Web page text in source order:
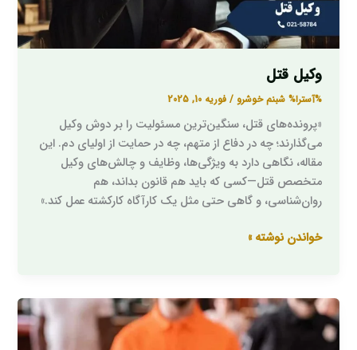
وکیل قتل
%آسترا% شبنم خوشرو/فوریه 10, 2025
«پرونده‌های قتل، سنگین‌ترین مسئولیت را بر دوش وکیل
می‌گذارند؛ چه در دفاع از متهم، چه در حمایت از اولیای دم. این
مقاله، نگاهی دارد به ویژگی‌ها، وظایف و چالش‌های وکیل
متخصص قتل—کسی که باید هم قانون بداند، هم
روان‌شناسی، و گاهی حتی مثل یک کارآگاه کارکشته عمل کند.»
خواندن نوشته »
مهدور
الدم